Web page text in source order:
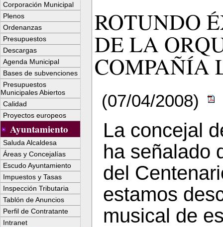
Corporación Municipal
Plenos
Ordenanzas
Presupuestos
Descargas
Agenda Municipal
Bases de subvenciones
Presupuestos
Municipales Abiertos
Calidad
Proyectos europeos
Ayuntamiento
Saluda Alcaldesa
Áreas y Concejalías
Escudo Ayuntamiento
Impuestos y Tasas
Inspección Tributaria
Tablón de Anuncios
Perfil de Contratante
Intranet
ROTUNDO
DE LA
COMPAÑÍA
(07/04/2008)
La concejal
ha señalado
del
estamos
musical de